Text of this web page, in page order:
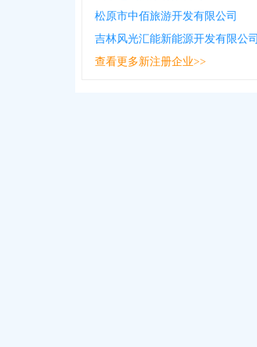
松原市中佰旅游开发有限公司
吉林风光汇能新能源开发有限公司
查看更多新注册企业>>